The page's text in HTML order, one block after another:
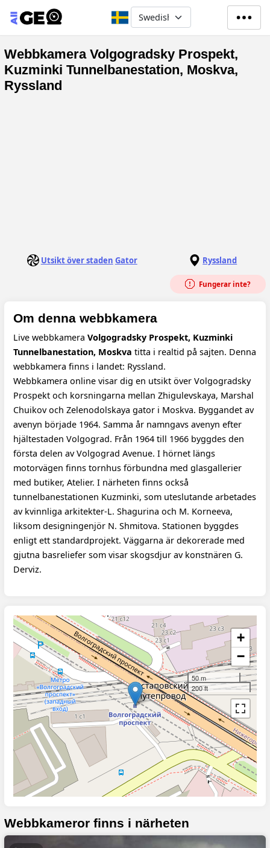
Hoppa till huvudinnehåll
Select your language
Webbkamera Volgogradsky Prospekt,
Kuzminki Tunnelbanestation, Moskva,
Ryssland
Utsikt över staden Gator Ryssland
Fungerar inte?
Om denna webbkamera
Live webbkamera Volgogradsky Prospekt, Kuzminki
Tunnelbanestation, Moskva titta i realtid på sajten. Denna
webbkamera finns i landet: Ryssland.
Webbkamera online visar dig en utsikt över Volgogradsky
Prospekt och korsningarna mellan Zhigulevskaya, Marshal
Chuikov och Zelenodolskaya gator i Moskva. Byggandet av
avenyn började 1964. Samma år namngavs avenyn efter
hjältestaden Volgograd. Från 1964 till 1966 byggdes den
första delen av Volgograd Avenue. I hörnet längs
motorvägen finns tornhus förbundna med glasgallerier
med butiker, Atelier. I närheten finns också
tunnelbanestationen Kuzminki, som uteslutande arbetades
av kvinnliga arkitekter-L. Shagurina och M. Korneeva,
liksom designingenjör N. Shmitova. Stationen byggdes
enligt ett standardprojekt. Väggarna är dekorerade med
gjutna basreliefer som visar skogsdjur av konstnären G.
Derviz.
+
−
50 m
200 ft
Webbkameror finns i närheten